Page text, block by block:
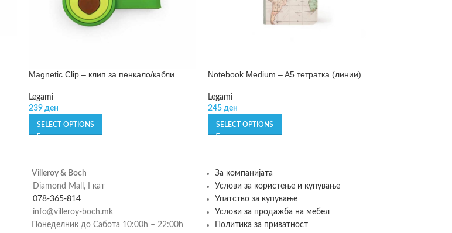
Magnetic Clip – клип за пенкало/кабли
Legami
239 ден
SELECT OPTIONS
Notebook Medium – A5 тетратка (линии)
Legami
245 ден
SELECT OPTIONS
Villeroy & Boch
Diamond Mall, I кат
078-365-814
info@villeroy-boch.mk
Понеделник до Сабота 10:00h – 22:00h
За компанијата
Услови за користење и купување
Упатство за купување
Услови за продажба на мебел
Политика за приватност